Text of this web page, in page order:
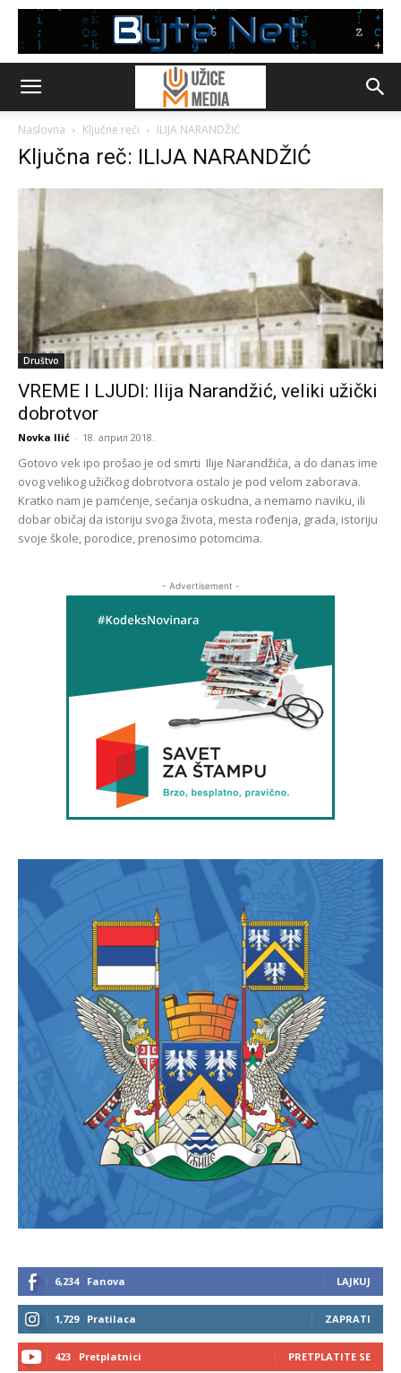
Naslovna Ključne reči ILIJA NARANDŽIĆ
Ključna reč: ILIJA NARANDŽIĆ
Društvo
VREME I LJUDI: Ilija Narandžić, veliki užički
dobrotvor
Novka Ilić - 18. април 2018.
Gotovo vek ipo prošao je od smrti Ilije Narandžića, a do danas ime
ovog velikog užičkog dobrotvora ostalo je pod velom zaborava.
Kratko nam je pamćenje, sećanja oskudna, a nemamo naviku, ili
dobar običaj da istoriju svoga života, mesta rođenja, grada, istoriju
svoje škole, porodice, prenosimo potomcima.
- Advertisement -
6,234 Fanova LAJKUJ
1,729 Pratilaca ZAPRATI
423 Pretplatnici PRETPLATITE SE